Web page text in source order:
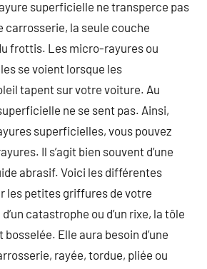
superficielle ne transperce pas
carrosserie, la seule couche
frottis. Les micro-rayures ou
se voient lorsque les
tapent sur votre voiture. Au
ne se sent pas. Ainsi,
superficielles, vous pouvez
Il s’agit bien souvent d’une
abrasif. Voici les différentes
les petites griffures de votre
catastrophe ou d’un rixe, la tôle
Elle aura besoin d’une
rayée, tordue, pliée ou